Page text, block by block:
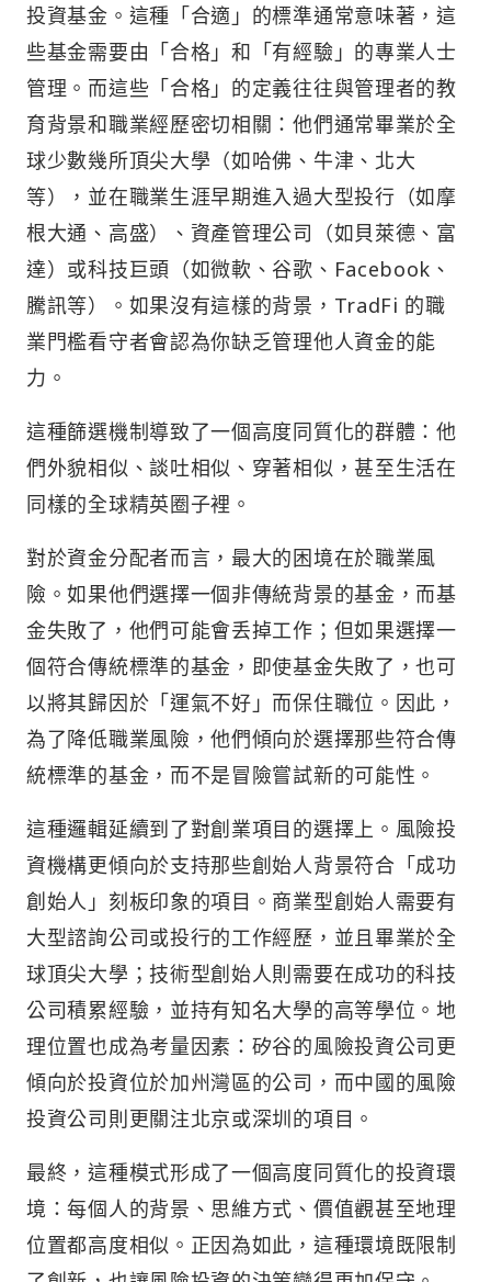
投資基金。這種「合適」的標準通常意味著，這
些基金需要由「合格」和「有經驗」的專業人士
管理。而這些「合格」的定義往往與管理者的教
育背景和職業經歷密切相關：他們通常畢業於全
球少數幾所頂尖大學（如哈佛、牛津、北大
等），並在職業生涯早期進入過大型投行（如摩
根大通、高盛）、資產管理公司（如貝萊德、富
達）或科技巨頭（如微軟、谷歌、Facebook、
騰訊等）。如果沒有這樣的背景，TradFi 的職
業門檻看守者會認為你缺乏管理他人資金的能
力。
這種篩選機制導致了一個高度同質化的群體：他
們外貌相似、談吐相似、穿著相似，甚至生活在
同樣的全球精英圈子裡。
對於資金分配者而言，最大的困境在於職業風
險。如果他們選擇一個非傳統背景的基金，而基
金失敗了，他們可能會丢掉工作；但如果選擇一
個符合傳統標準的基金，即使基金失敗了，也可
以將其歸因於「運氣不好」而保住職位。因此，
為了降低職業風險，他們傾向於選擇那些符合傳
統標準的基金，而不是冒險嘗試新的可能性。
這種邏輯延續到了對創業項目的選擇上。風險投
資機構更傾向於支持那些創始人背景符合「成功
創始人」刻板印象的項目。商業型創始人需要有
大型諮詢公司或投行的工作經歷，並且畢業於全
球頂尖大學；技術型創始人則需要在成功的科技
公司積累經驗，並持有知名大學的高等學位。地
理位置也成為考量因素：矽谷的風險投資公司更
傾向於投資位於加州灣區的公司，而中國的風險
投資公司則更關注北京或深圳的項目。
最終，這種模式形成了一個高度同質化的投資環
境：每個人的背景、思維方式、價值觀甚至地理
位置都高度相似。正因為如此，這種環境既限制